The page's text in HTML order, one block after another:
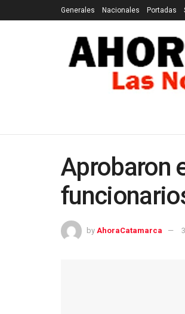
Generales Nacionales Portadas
Aprobaron
by AhoraCatamarca